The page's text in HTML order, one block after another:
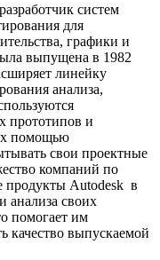
систем
для
графики и
выпущена в 1982
линейку
анализа,
прототипов и
помощью
свои проектные
компаний по
Autodesk в
анализа своих
помогает им
качество выпускаемой